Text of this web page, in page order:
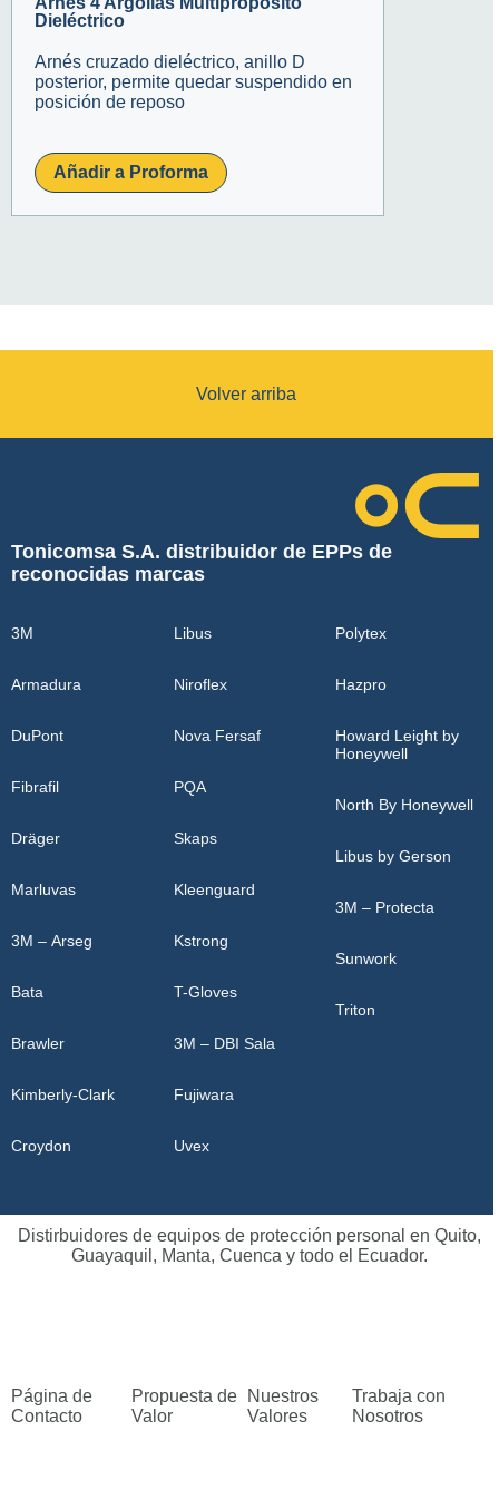
Dieléctrico
Arnés cruzado dieléctrico, anillo D
posterior, permite quedar suspendido en
posición de reposo
Añadir a Proforma
Volver arriba
Tonicomsa S.A. distribuidor de EPPs de
reconocidas marcas
3M
Armadura
DuPont
Fibrafil
Dräger
Marluvas
3M – Arseg
Bata
Brawler
Kimberly-Clark
Croydon
Libus
Niroflex
Nova Fersaf
PQA
Skaps
Kleenguard
Kstrong
T-Gloves
3M – DBI Sala
Fujiwara
Uvex
Polytex
Hazpro
Howard Leight by
Honeywell
North By Honeywell
Libus by Gerson
3M – Protecta
Sunwork
Triton
Distirbuidores de equipos de protección personal en Quito,
Guayaquil, Manta, Cuenca y todo el Ecuador.
Página de
Contacto
Propuesta de
Valor
Nuestros
Valores
Trabaja con
Nosotros